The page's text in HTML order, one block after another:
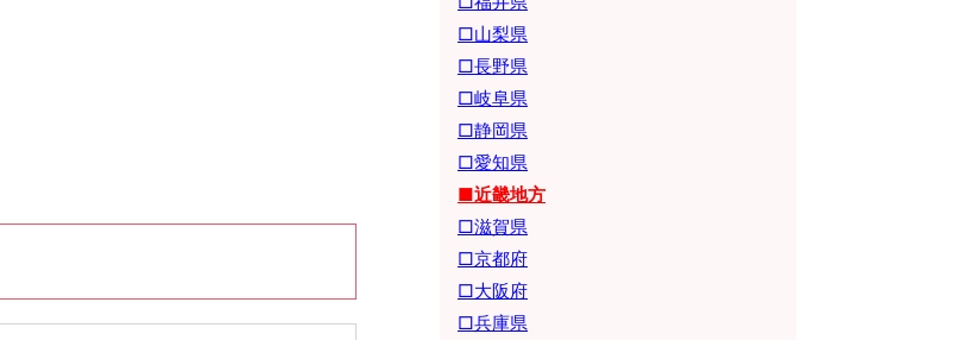
□山梨県
□長野県
□岐阜県
□静岡県
□愛知県
■近畿地方
□滋賀県
□京都府
□大阪府
□兵庫県